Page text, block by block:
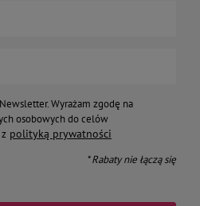
Wyrażam zgodę na
osobowych do celów
polityką prywatności
* Rabaty nie łączą się